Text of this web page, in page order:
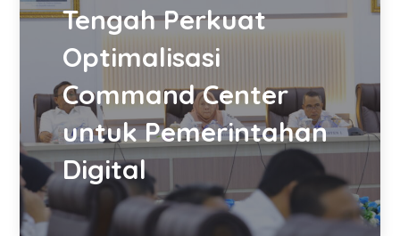
Tengah Perkuat
Optimalisasi
Command Center
untuk Pemerintahan
Digital